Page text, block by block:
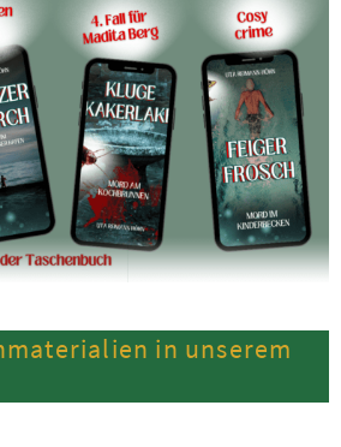
in unserem